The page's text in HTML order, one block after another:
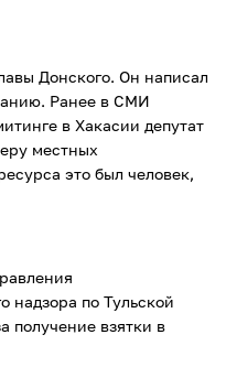
Донского. Он написал
Ранее в СМИ
в Хакасии депутат
местных
это был человек,
надзора по Тульской
получение взятки в